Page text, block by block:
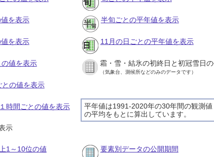
を表示 半旬ごとの平年値を表示
を表示 11月の日ごとの平年値を表示
値を表示 霜・雪・結氷の初終日と初冠雪日
（気象台、測候所などのみのデータです）
の値を表示
平年値は1991-2020年の30年間の観測値
の平均をもとに算出しています。
時間ごとの値を表示
示
1～10位の値 要素別データの公開期間